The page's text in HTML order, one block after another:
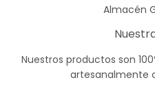
Almacén
Nuestros productos son
artesanalmente